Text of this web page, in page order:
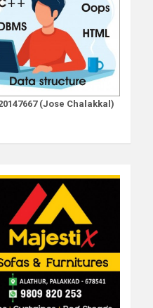
(Jose Chalakkal)